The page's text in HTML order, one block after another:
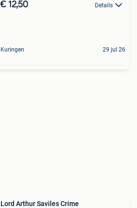
€ 12,50 Details
Kuringen 29 jul 26
Lord Arthur Saviles Crime